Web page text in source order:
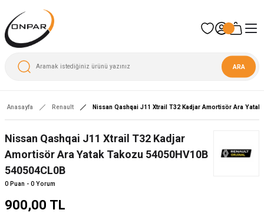
ARA
Anasayfa Renault Nissan Qashqai J11 Xtrail T32 Kadjar Amortisör Ara Yatak
Nissan Qashqai J11 Xtrail T32 Kadjar
Amortisör Ara Yatak Takozu 54050HV10B
540504CL0B
0 Puan - 0 Yorum
900,00 TL